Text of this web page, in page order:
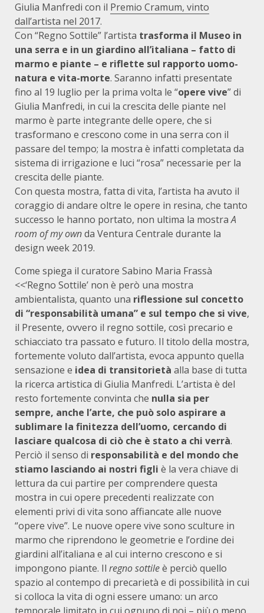
Giulia Manfredi con il Premio Cramum, vinto
dall’artista nel 2017.
Con “Regno Sottile” l’artista trasforma il Museo in
una serra e in un giardino all’italiana – fatto di
marmo e piante – e riflette sul rapporto uomo-
natura e vita-morte. Saranno infatti presentate
fino al 19 luglio per la prima volta le “opere vive” di
Giulia Manfredi, in cui la crescita delle piante nel
marmo è parte integrante delle opere, che si
trasformano e crescono come in una serra con il
passare del tempo; la mostra è infatti completata da
sistema di irrigazione e luci “rosa” necessarie per la
crescita delle piante.
Con questa mostra, fatta di vita, l’artista ha avuto il
coraggio di andare oltre le opere in resina, che tanto
successo le hanno portato, non ultima la mostraA
room of my ownda Ventura Centrale durante la
design week 2019.
Come spiega il curatore Sabino Maria Frassà
<<‘Regno Sottile’ non è però una mostra
ambientalista, quanto una riflessione sul concetto
di “responsabilità umana” e sul tempo che si vive,
il Presente, ovvero il regno sottile, così precario e
schiacciato tra passato e futuro. Il titolo della mostra,
fortemente voluto dall’artista, evoca appunto quella
sensazione e idea di transitorietà alla base di tutta
la ricerca artistica di Giulia Manfredi. L’artista è del
resto fortemente convinta che nulla sia per
sempre, anche l’arte, che può solo aspirare a
sublimare la finitezza dell’uomo, cercando di
lasciare qualcosa di ciò che è stato a chi verrà.
Perciò il senso di responsabilità e del mondo che
stiamo lasciando ai nostri figli è la vera chiave di
lettura da cui partire per comprendere questa
mostra in cui opere precedenti realizzate con
elementi privi di vita sono affiancate alle nuove
“opere vive”. Le nuove opere vive sono sculture in
marmo che riprendono le geometrie e l’ordine dei
giardini all’italiana e al cui interno crescono e si
impongono piante. Il regno sottileè perciò quello
spazio al contempo di precarietà e di possibilità in cui
si colloca la vita di ogni essere umano: un arco